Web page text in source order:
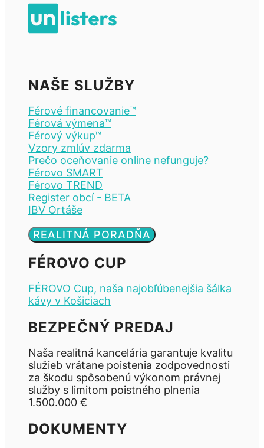
NAŠE SLUŽBY
Férové financovanie™
Férová výmena™
Férový výkup™
Vzory zmlúv zdarma
Prečo oceňovanie online nefunguje?
Férovo SMART
Férovo TREND
Register obcí - BETA
IBV Ortáše
REALITNÁ PORADŇA
FÉROVO CUP
FÉROVO Cup, naša najobľúbenejšia šálka
kávy v Košiciach
BEZPEČNÝ PREDAJ
Naša realitná kancelária garantuje kvalitu
služieb vrátane poistenia zodpovednosti
za škodu spôsobenú výkonom právnej
služby s limitom poistného plnenia
1.500.000 €
DOKUMENTY